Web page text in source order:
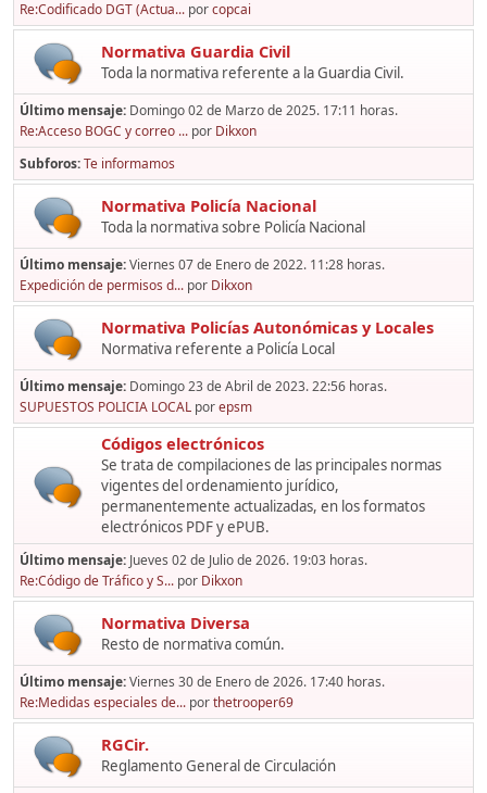
Re:Codificado DGT (Actua... porcopcai
Normativa Guardia Civil
Toda la normativa referente a la Guardia Civil.
Último mensaje: Domingo 02 de Marzo de 2025. 17:11 horas.
Re:Acceso BOGC y correo ... por Dikxon
Subforos Te informamos
Normativa Policía Nacional
Toda la normativa sobre Policía Nacional
Último mensaje:Viernes 07 de Enero de 2022. 11:28 horas.
Expedición de permisos d... por Dikxon
Normativa Policías Autonómicas y Locales
Normativa referente a Policía Local
Último mensaje: Domingo 23 de Abril de 2023. 22:56 horas.
SUPUESTOS POLICIA LOCAL porepsm
Códigos electrónicos
Se trata de compilaciones de las principales normas
vigentes del ordenamiento jurídico,
permanentemente actualizadas, en los formatos
electrónicos PDF y ePUB.
Último mensaje: Jueves 02 de Julio de 2026. 19:03 horas.
Re:Código de Tráfico y S... por Dikxon
Normativa Diversa
Resto de normativa común.
Último mensaje:Viernes 30 de Enero de 2026. 17:40 horas.
Re:Medidas especiales de... porthetrooper69
RGCir.
Reglamento General de Circulación